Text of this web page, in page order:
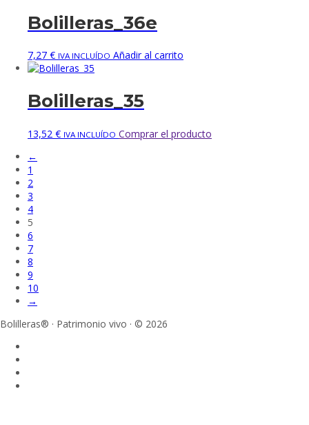
Bolilleras_36e
7,27 € IVA INCLUÍDO Añadir al carrito
Bolilleras_35
13,52 € IVA INCLUÍDO Comprar el producto
←
1
2
3
4
5
6
7
8
9
10
→
Bolilleras® · Patrimonio vivo · © 2026